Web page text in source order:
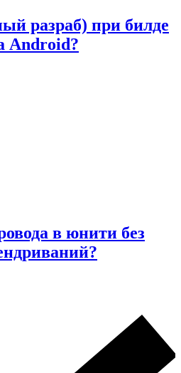
разраб) при билде
Android?
в юнити без